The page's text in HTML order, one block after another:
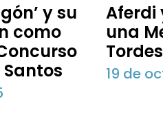
y su
como
Aferdi
una
19 de